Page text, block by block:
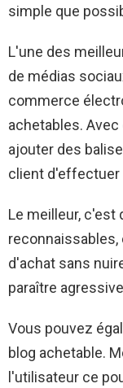
simple que
L'une des
de médias
commerce
achetables.
ajouter des
client d'effectuer
Le meilleur,
d'achat sans
paraître
Vous pouvez
blog achetable.
l'utilisateur ce